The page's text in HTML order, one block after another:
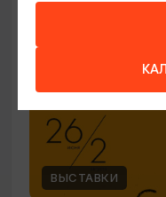
ВЫСТАВКИ